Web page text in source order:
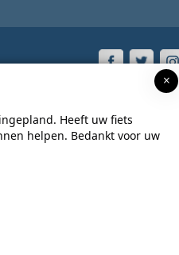
×
Heeft uw fiets
helpen. Bedankt voor uw